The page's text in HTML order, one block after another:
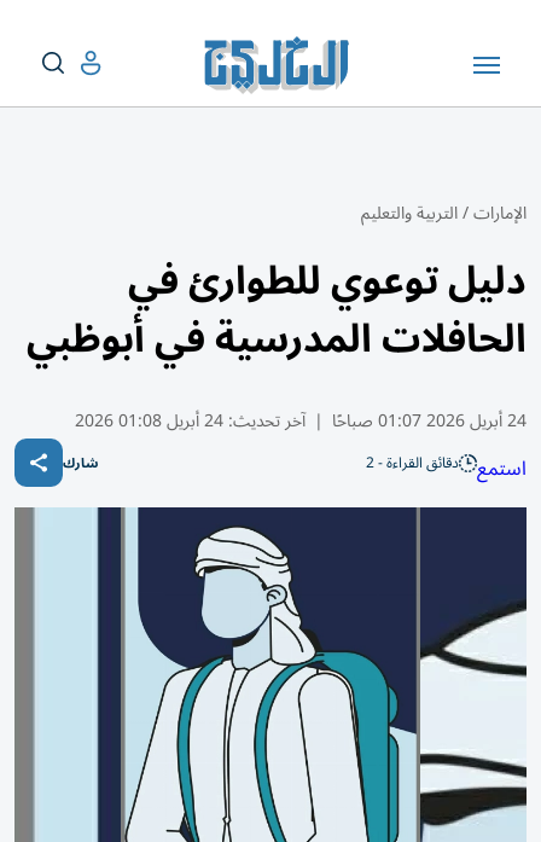
الإمارات/التربية والتعليم
دليل توعوي للطوارئ في
الحافلات المدرسية في أبوظبي
24 أبريل 2026 01:07 صباحًا | آخر تحديث:24 أبريل 01:08 2026
استمع دقائق القراءة - 2 شارك